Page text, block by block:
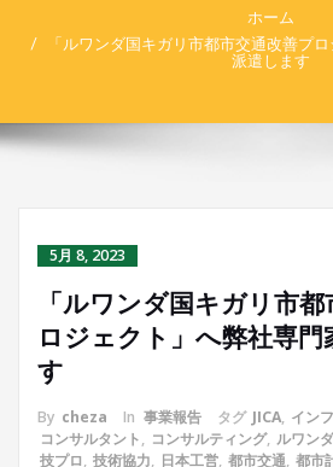
ホーム
「ルワンダ国キガリ市都市交通改善プ
派遣します
5月 8, 2023
「ルワンダ国キガリ市
ロジェクト」へ弊社専門
す
By cheza In 事業報告 タグ JICA, イン
コンサルタント, コンサルティング, ルワンダ
技プロ, 技術協力, 日本工営, 都市交通, 都市